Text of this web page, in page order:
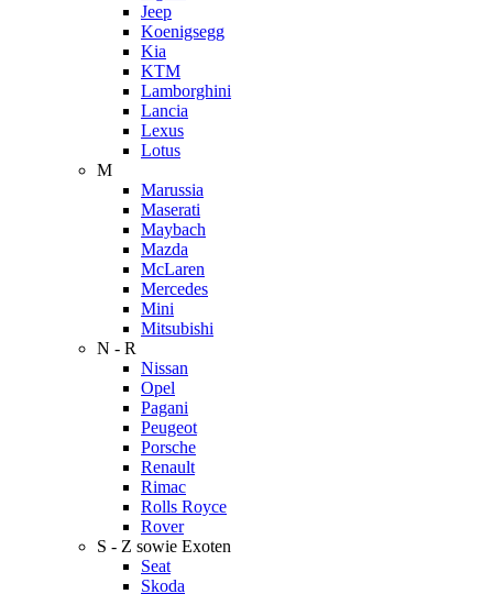
Jeep
Koenigsegg
Kia
KTM
Lamborghini
Lancia
Lexus
Lotus
M
Marussia
Maserati
Maybach
Mazda
McLaren
Mercedes
Mini
Mitsubishi
N - R
Nissan
Opel
Pagani
Peugeot
Porsche
Renault
Rimac
Rolls Royce
Rover
S - Z sowie Exoten
Seat
Skoda